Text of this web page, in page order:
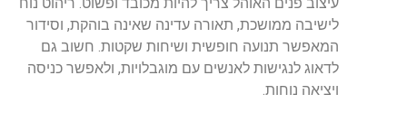
לישיבה ממושכת, תאורה עדינה שאינה בוהקת, וסידור
המאפשר תנועה חופשית ושיחות שקטות. חשוב גם
לדאוג לנגישות לאנשים עם מוגבלויות, ולאפשר כניסה
ויציאה נוחות.